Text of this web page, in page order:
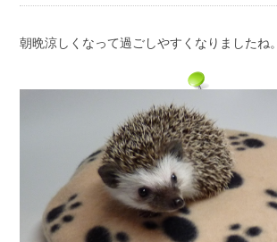
朝晩涼しくなって過ごしやすくなりましたね。